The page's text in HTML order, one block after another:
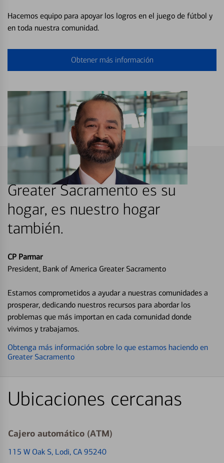
Hacemos equipo para apoyar los logros en el juego de fútbol y
en toda nuestra comunidad.
Obtener más información
Greater Sacramento es su
hogar, es nuestro hogar
también.
CP Parmar
President, Bank of America Greater Sacramento
Estamos comprometidos a ayudar a nuestras comunidades a
prosperar, dedicando nuestros recursos para abordar los
problemas que más importan en cada comunidad donde
vivimos y trabajamos.
Obtenga más información sobre lo que estamos haciendo en
Greater Sacramento
Ubicaciones cercanas
Cajero automático (ATM)
115 W Oak S, Lodi, CA 95240